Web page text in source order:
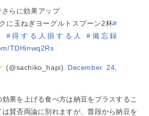
らに効果アップ
に玉ねぎヨーグルトスプーン2杯#
#得する人損する人
#備忘録
TDHinwq2Rs
(@sachiko_hapi) December 24,
果を上げる食べ方は納豆をプラスするこ
は賛否両論に別れますが、普段から納豆を